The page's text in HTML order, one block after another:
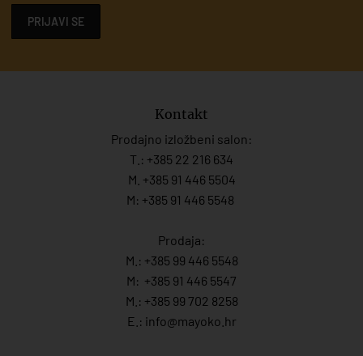
PRIJAVI SE
Kontakt
Prodajno izložbeni salon:
T.: +385 22 216 634
M. +385 91 446 5504
M: +385 91 446 5548
Prodaja:
M.: +385 99 446 5548
M: +385 91 446 5547
M.: +385 99 702 8258
E.: info@mayoko. hr